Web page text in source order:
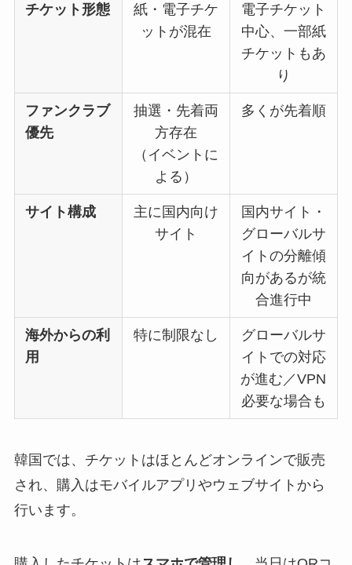
チケット形態
紙・電子チケ
ットが混在
電子チケット
中心、一部紙
チケットもあ
り
ファンクラブ
優先
抽選・先着両
方存在
（イベントに
よる）
多くが先着順
サイト構成
主に国内向け
サイト
国内サイト・
グローバルサ
イトの分離傾
向があるが統
合進行中
海外からの利
用
特に制限なし
グローバルサ
イトでの対応
が進む／VPN
必要な場合も
韓国では、チケットはほとんどオンラインで販売
され、購入はモバイルアプリやウェブサイトから
行います。